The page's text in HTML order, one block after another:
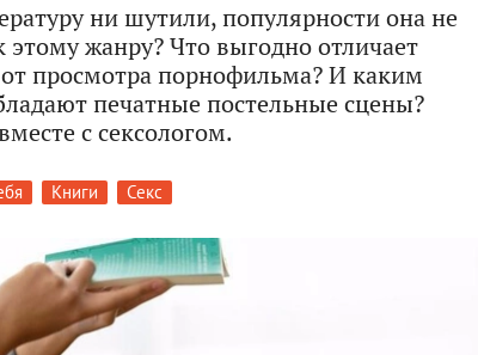
ни шутили, популярности она не
этому жанру? Что выгодно отличает
просмотра порнофильма? И каким
печатные постельные сцены?
с сексологом.
Книги Секс